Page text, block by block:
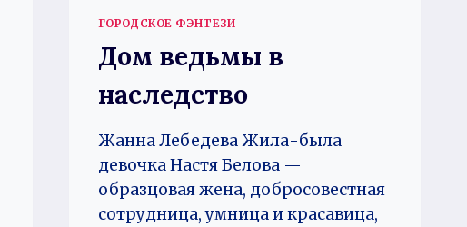
ГОРОДСКОЕ ФЭНТЕЗИ
Дом ведьмы в
наследство
Жанна Лебедева Жила-была
девочка Настя Белова —
образцовая жена, добросовестная
сотрудница, умница и красавица,